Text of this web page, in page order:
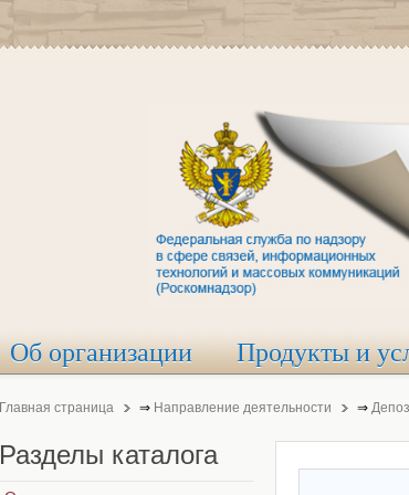
Об организации Продукты и
Главная страница ⇒ Направление деятельности ⇒
Разделы каталога